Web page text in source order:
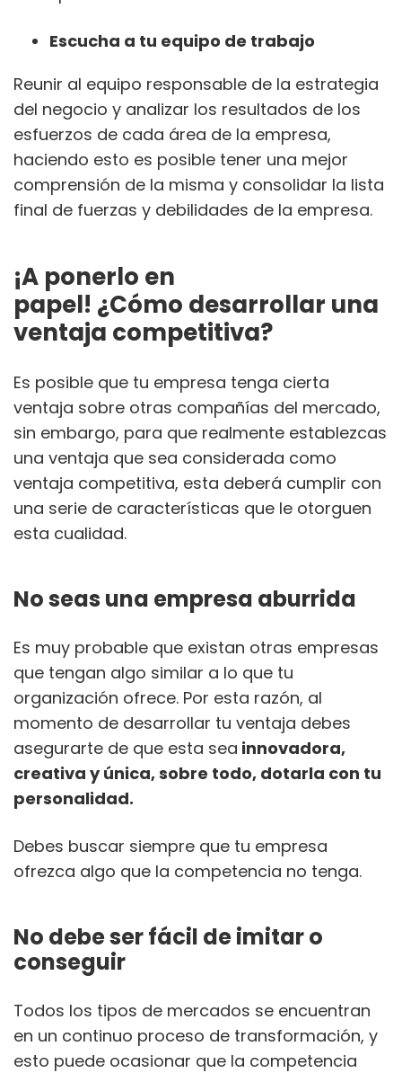
Escucha a tu equipo de trabajo
Reunir al equipo responsable de la estrategia
del negocio y analizar los resultados de los
esfuerzos de cada área de la empresa,
haciendo esto es posible tener una mejor
comprensión de la misma y consolidar la lista
final de fuerzas y debilidades de la empresa.
¡A ponerlo en
papel! ¿Cómo desarrollar una
ventaja competitiva?
Es posible que tu empresa tenga cierta
ventaja sobre otras compañías del mercado,
sin embargo, para que realmente establezcas
una ventaja que sea considerada como
ventaja competitiva, esta deberá cumplir con
una serie de características que le otorguen
esta cualidad.
No seas una empresa aburrida
Es muy probable que existan otras empresas
que tengan algo similar a lo que tu
organización ofrece. Por esta razón, al
momento de desarrollar tu ventaja debes
asegurarte de que esta sea innovadora,
creativa y única, sobre todo, dotarla con tu
personalidad.
Debes buscar siempre que tu empresa
ofrezca algo que la competencia no tenga.
No debe ser fácil de imitar o
conseguir
Todos los tipos de mercados se encuentran
en un continuo proceso de transformación, y
esto puede ocasionar que la competencia